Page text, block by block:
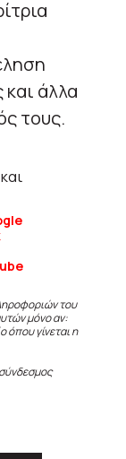
άλλα
τους.
και
του
μόνο αν:
όπου γίνεται η